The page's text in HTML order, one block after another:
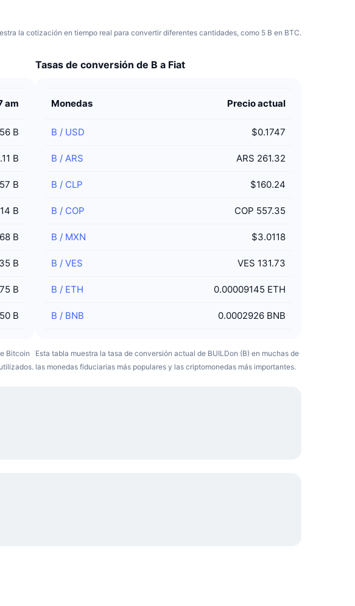
la cotización en tiempo real para convertir diferentes cantidades, como 5 B en BTC.
am
B
B
B
B
B
B
B
B
Bitcoin
Tasas de conversión de B a Fiat
Monedas Precio actual
B / USD $0.1747
B / ARS ARS 261.32
B / CLP $160.24
B / COP COP 557.35
B / MXN $3.0118
B / VES VES 131.73
B / ETH 0.00009145 ETH
B / BNB 0.0002926 BNB
Esta tabla muestra la tasa de conversión actual de BUILDon (B) en muchas de
las monedas fiduciarias más populares y las criptomonedas más importantes.